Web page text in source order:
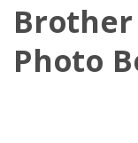
Brother
Photo